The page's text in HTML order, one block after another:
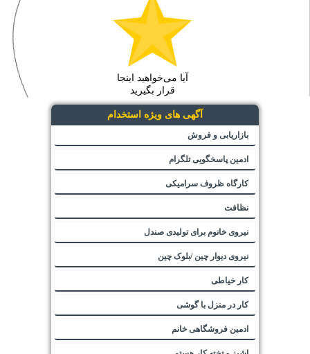
آیا می‌خواهید اینجا
قرار بگیرید
آگهی های ویژه استخدام
بازاریابی و فروش
ادمین پاسخگویی تلگرام
کارگاه ظروف سرامیکی
نظافت
نیروی خانوم برای تولیدی صندل
نیروی دیوار چین /بلوک چین
کار خیاطی
کار در منزل با گوشی
ادمین فروشگاهی خانم